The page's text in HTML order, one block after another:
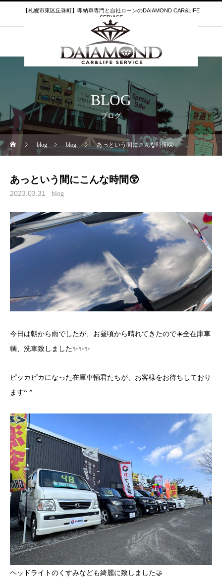
【札幌市東区丘珠町】即納車専門と自社ローンのDAIAMOND CAR&LIFE
SERVICE
BLOG
ブログ
blog blog あっという間にこんな時間😲
あっという間にこんな時間😲
2023.03.31 blog
今日は朝から雨でしたが、お昼頃から晴れてきたので☀️全在庫車
輌、洗車致しました✨✨✨
ピッカピカになった在庫車輌君たちが、お客様をお待ちしており
ます^ ^
ヘッドライトのくすみなども綺麗に致しました🤝